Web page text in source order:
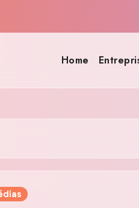
Home